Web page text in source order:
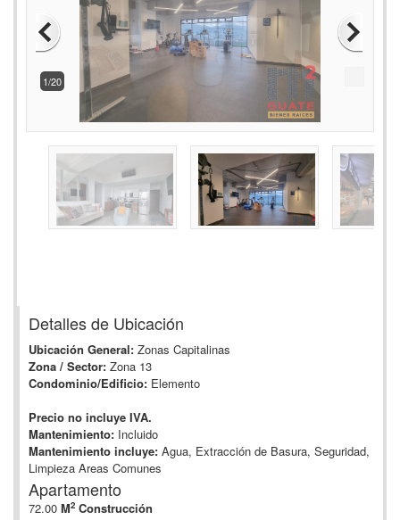
2/20
Detalles de Ubicación
Ubicación General: Zonas Capitalinas
Zona / Sector: Zona 13
Condominio/Edificio: Elemento
Precio no incluye IVA.
Mantenimiento: Incluido
Mantenimiento incluye: Agua, Extracción de Basura, Seguridad,
Limpieza Areas Comunes
Apartamento
72.00 M2 Construcción